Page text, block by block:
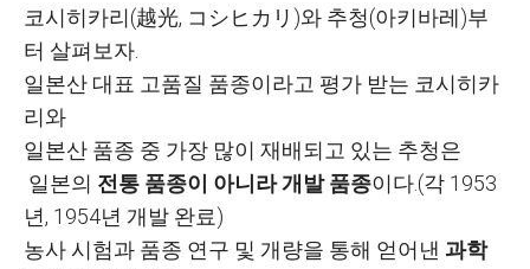
코시히카리(越光, コシヒカリ)와 추청(아키바레)부
터 살펴보자.
일본산 대표 고품질 품종이라고 평가 받는 코시히카
리와
일본산 품종 중 가장 많이 재배되고 있는 추청은
일본의 전통 품종이 아니라 개발 품종이다.(각 1953
년, 1954년 개발 완료)
농사 시험과 품종 연구 및 개량을 통해 얻어낸 과학